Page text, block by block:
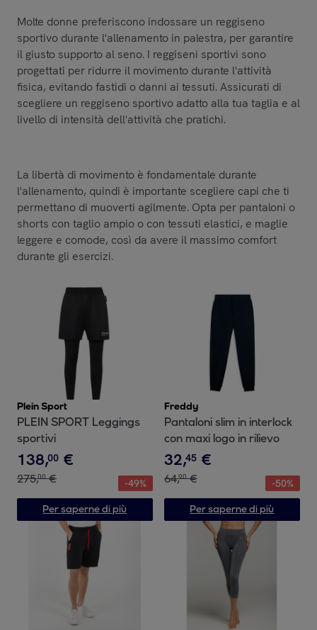
Molte donne preferiscono indossare un reggiseno
sportivo durante l'allenamento in palestra, per garantire
il giusto supporto al seno. I reggiseni sportivi sono
progettati per ridurre il movimento durante l'attività
fisica, evitando fastidi o danni ai tessuti. Assicurati di
scegliere un reggiseno sportivo adatto alla tua taglia e al
livello di intensità dell'attività che pratichi.
La libertà di movimento è fondamentale durante
l'allenamento, quindi è importante scegliere capi che ti
permettano di muoverti agilmente. Opta per pantaloni o
shorts con taglio ampio o con tessuti elastici, e maglie
leggere e comode, così da avere il massimo comfort
durante gli esercizi.
Plein Sport
PLEIN SPORT Leggings
sportivi
138,00 €
275,00 € -49%
Per saperne di più
Freddy
Pantaloni slim in interlock
con maxi logo in rilievo
32,45 €
64,90 € -50%
Per saperne di più